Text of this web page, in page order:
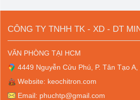
CÔNG TY TNHH TK - XD - DT
VĂN PHÒNG TẠI HCM
4449 Nguyễn Cửu Phú, P. Tân Tạo
Website: keochitron.com
Email: phuchtp@gmail.com